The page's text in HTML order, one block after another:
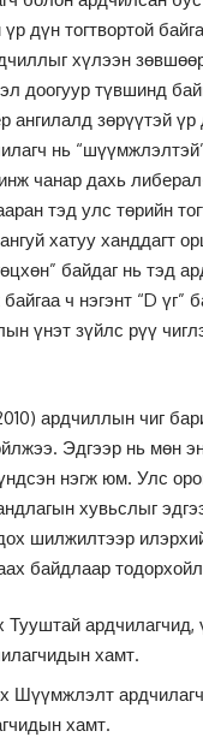
дүн тогтвортой
хүлээн
доогуур түвшинд
ангилалд зөрүүтэй үр
нь
чанар дахь
тэд улс төрийн
хатуу ханддагт
байдаг нь тэд
ч нэгэнт “D үг”
үнэт зүйлс рүү
ардчиллын чиг
Эдгээр нь мөн
нэгж юм. Улс
хувьслыг
шилжилтээр
байдлаар
Тууштай ардчилагчид,
хамт.
Шүүмжлэлт
хамт.